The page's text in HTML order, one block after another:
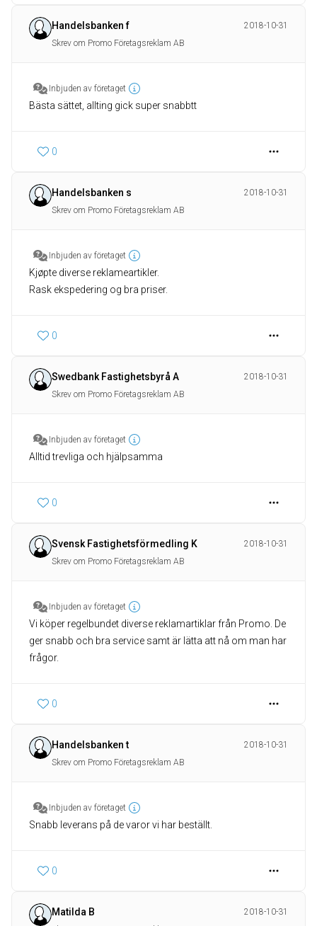
Handelsbanken f
2018-10-31
Skrev om Promo Företagsreklam AB
Inbjuden av företaget
Bästa sättet, allting gick super snabbtt
0
Handelsbanken s
2018-10-31
Skrev om Promo Företagsreklam AB
Inbjuden av företaget
Kjøpte diverse reklameartikler.
Rask ekspedering og bra priser.
0
Swedbank Fastighetsbyrå A
2018-10-31
Skrev om Promo Företagsreklam AB
Inbjuden av företaget
Alltid trevliga och hjälpsamma
0
Svensk Fastighetsförmedling K
2018-10-31
Skrev om Promo Företagsreklam AB
Inbjuden av företaget
Vi köper regelbundet diverse reklamartiklar från Promo. De
ger snabb och bra service samt är lätta att nå om man har
frågor.
0
Handelsbanken t
2018-10-31
Skrev om Promo Företagsreklam AB
Inbjuden av företaget
Snabb leverans på de varor vi har beställt.
0
Matilda B
2018-10-31